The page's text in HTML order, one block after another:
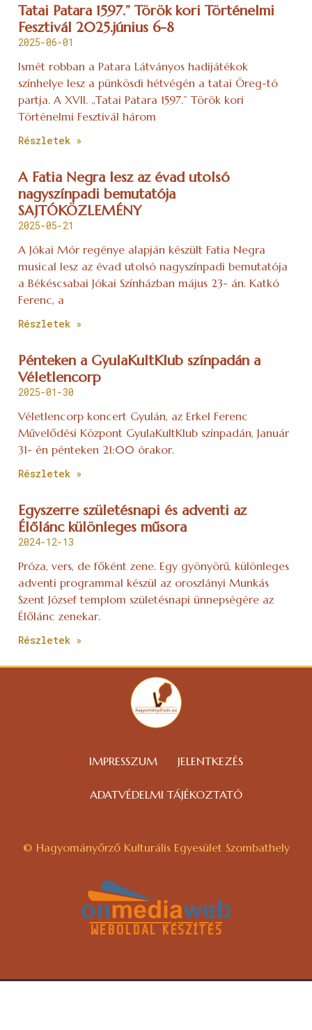
Tatai Patara 1597.” Török kori Történelmi
Fesztivál 2025.június 6-8
2025-06-01
Ismét robban a Patara Látványos hadijátékok
színhelye lesz a pünkösdi hétvégén a tatai Öreg-tó
partja. A XVII. „Tatai Patara 1597.” Török kori
Történelmi Fesztivál három
Részletek »
A Fatia Negra lesz az évad utolsó
nagyszínpadi bemutatója
SAJTÓKÖZLEMÉNY
2025-05-21
A Jókai Mór regénye alapján készült Fatia Negra
musical lesz az évad utolsó nagyszínpadi bemutatója
a Békéscsabai Jókai Színházban május 23- án. Katkó
Ferenc, a
Részletek »
Pénteken a GyulaKultKlub színpadán a
Véletlencorp
2025-01-30
Véletlencorp koncert Gyulán, az Erkel Ferenc
Művelődési Központ GyulaKultKlub színpadán, Január
31- én pénteken 21:00 órakor.
Részletek »
Egyszerre születésnapi és adventi az
Élőlánc különleges műsora
2024-12-13
Próza, vers, de főként zene. Egy gyönyörű, különleges
adventi programmal készül az oroszlányi Munkás
Szent József templom születésnapi ünnepségére az
Élőlánc zenekar.
Részletek »
IMPRESSZUM JELENTKEZÉS
ADATVÉDELMI TÁJÉKOZTATÓ
© Hagyományőrző Kulturális Egyesület Szombathely
WEBOLDAL KÉSZÍTÉS